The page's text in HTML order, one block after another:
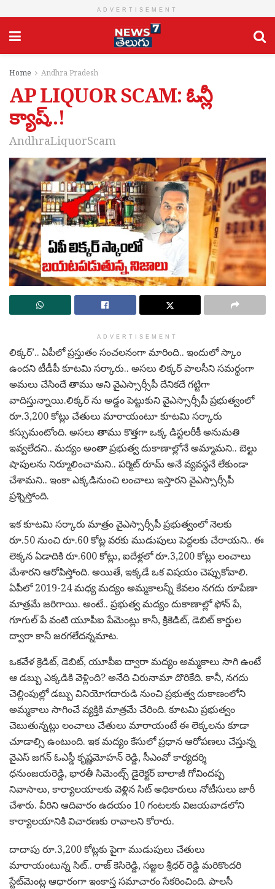
ADVERTISEMENT
Home Andhra Pradesh
AP LIQUOR SCAM: ఓన్లీ
క్యాష్..!
AndhraLiquorScam
ADVERTISEMENT
లిక్కర్’.. ఏపీలో ప్రస్తుతం సంచలనంగా మారింది.. ఇందులో స్కాం
ఉందని టీడీపీ కూటమి సర్కారు.. అసలు లిక్కర్ పాలసీని సమర్థంగా
అమలు చేసిందే తాము అని వైఎస్సార్సీపీ దేనికదే గట్టిగా
వాదిస్తున్నాయి.లిక్కర్ ను అడ్డం పెట్టుకుని వైఎస్సార్సీపీ ప్రభుత్వంలో
రూ.3,200 కోట్లు చేతులు మారాయంటూ కూటమి సర్కారు
కస్సుమంటోంది. అసలు తాము కొత్తగా ఒక్క డిస్టలరీకీ అనుమతి
ఇవ్వలేదని.. మద్యం అంతా ప్రభుత్వ దుకాణాల్లోనే అమ్మామని.. బెల్టు
షాపులను నిర్మూలించామని.. పర్మిట్ రూమ్ అనే వ్యవస్థనే లేకుండా
చేశామని.. ఇంకా ఎక్కడినుంచి లంచాలు ఇస్తారని వైఎస్సార్సీపీ
ప్రశ్నిస్తోంది.
ఇక కూటమి సర్కారు మాత్రం వైఎస్సార్సీపీ ప్రభుత్వంలో నెలకు
రూ.50 నుంచి రూ.60 కోట్ల వరకు ముడుపులు పెద్దలకు చేరాయని.. ఈ
లెక్కన ఏడాదికి రూ.600 కోట్లు, ఐదేళ్లలో రూ.3,200 కోట్లు లంచాలు
మేశారని ఆరోపిస్తోంది. అయితే, ఇక్కడే ఒక విషయం చెప్పుకోవాలి.
ఏపీలో 2019-24 మధ్య మద్యం అమ్మకాలన్నీ కేవలం నగదు రూపేణా
మాత్రమే జరిగాయి. అంటే.. ప్రభుత్వ మద్యం దుకాణాల్లో ఫోన్ పే,
గూగుల్ పే వంటి యూపీఐ పేమెంట్లు కానీ, క్రికెడిట్, డెబిట్ కార్డుల
ద్వారా కానీ జరగలేదన్నమాట.
ఒకవేళ క్రెడిట్, డెబిట్, యూపీఐ ద్వారా మద్యం అమ్మకాలు సాగి ఉంటే
ఆ డబ్బు ఎక్కడికి వెళ్లింది? అనేది చిరునామా దొరికేది. కానీ, నగదు
చెల్లింపుల్లో డబ్బు వినియోగదారుడి నుంచి ప్రభుత్వ దుకాణంలోని
అమ్మకాలు సాగించే వ్యక్తికి మాత్రమే చేరింది. కూటమి ప్రభుత్వం
చెబుతున్నట్లు లంచాలు చేతులు మారాయంటే ఈ లెక్కలను కూడా
చూడాల్సి ఉంటుంది. ఇక మద్యం కేసులో ప్రధాన ఆరోపణలు చేస్తున్న
వైఎస్ జగన్ ఓఎస్డీ కృష్ణమోహన్ రెడ్డి, సీఎంవో కార్యదర్శి
ధనుంజయరెడ్డి, భారతీ సిమెంట్స్ డైరెక్టర్ బాలాజీ గోవిందప్ప
నివాసాలు, కార్యాలయాలకు వెళ్లిన సిట్ అధికారులు నోటీసులు జారీ
చేశారు. వీరిని ఆదివారం ఉదయం 10 గంటలకు విజయవాడలోని
కార్యాలయానికి విచారణకు రావాలని కోరారు.
దాదాపు రూ.3,200 కోట్లకు పైగా ముడుపులు చేతులు
మారాయంటున్న సిట్.. రాజ్‌ కెసిరెడ్డి, సజ్జల శ్రీధర్‌ రెడ్డి మరికొందరి
స్టేట్‌మెంట్ల ఆధారంగా ఇంకాస్త సమాచారం సేకరించింది. పాలసీ